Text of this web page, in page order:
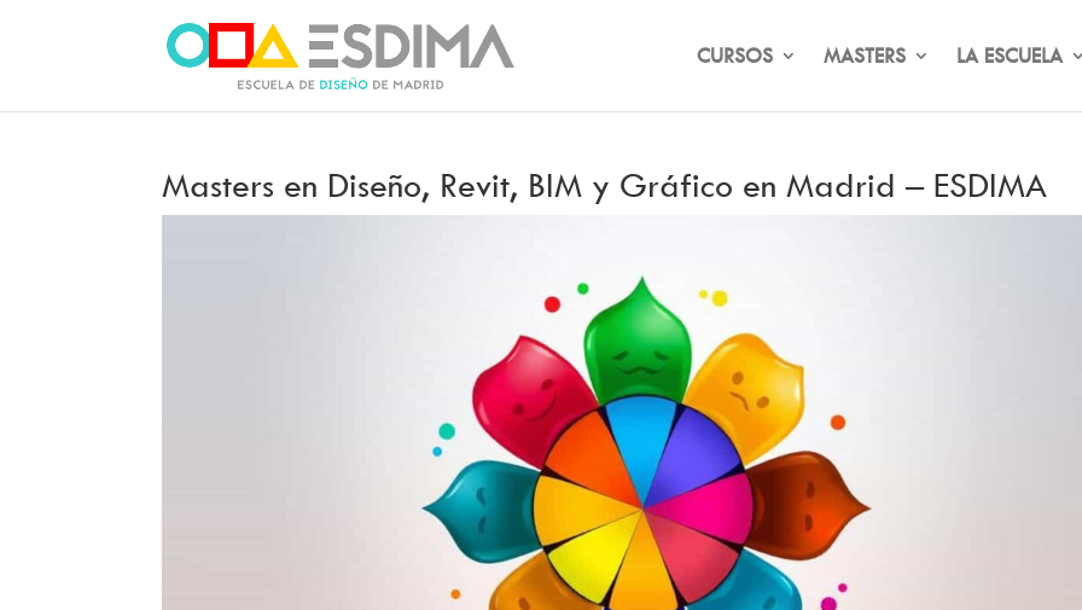
CURSOS MASTERS LA ESCUELA
Masters en Diseño, Revit, BIM y Gráfico en Madrid – ESDIMA